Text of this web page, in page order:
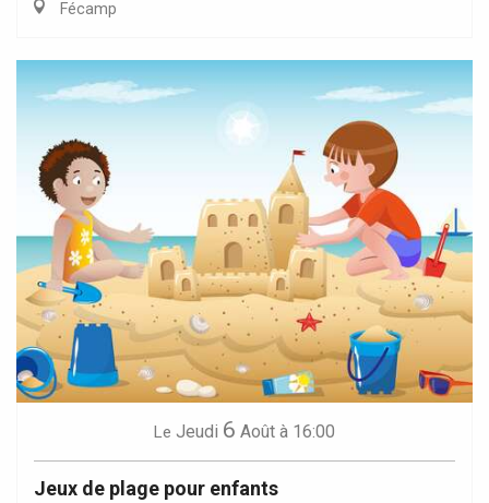
Fécamp
Le Jeudi 6 Août à 16:00
Jeux de plage pour enfants